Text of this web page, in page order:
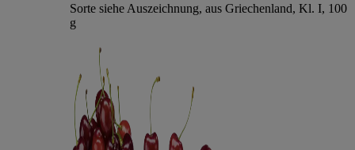
Sorte siehe Auszeichnung, aus Griechenland, Kl. I, 100
g